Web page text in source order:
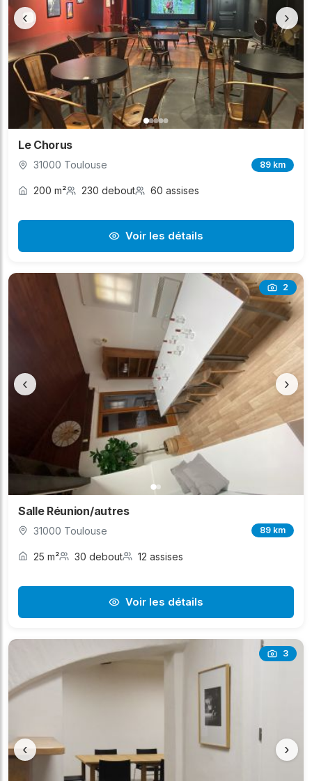
‹ ›
Le Chorus
31000 Toulouse 89 km
200 m² 230 debout 60 assises
Voir les détails
2
‹ ›
Salle Réunion/autres
31000 Toulouse 89 km
25 m² 30 debout 12 assises
Voir les détails
3
‹ ›